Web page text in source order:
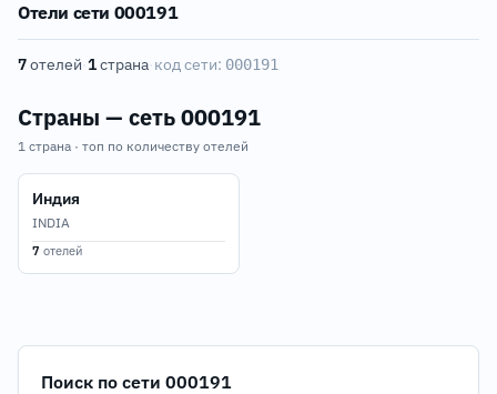
Отели сети 000191
7отелей·1страна·код сети: 000191
Страны — сеть 000191
1 страна · топ по количеству отелей
Индия
INDIA
7 отелей
Поиск по сети 000191